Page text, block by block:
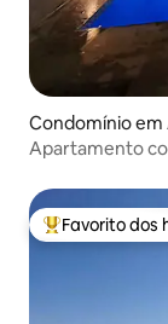
Condomínio em
Apartamento
Favoritos dos
Favorito dos